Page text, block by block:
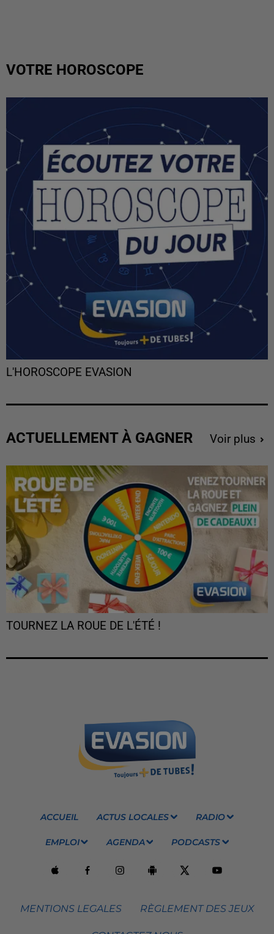
VOTRE HOROSCOPE
L'HOROSCOPE EVASION
ACTUELLEMENT À GAGNER Voir plus
TOURNEZ LA ROUE DE L'ÉTÉ !
ACCUEIL ACTUS LOCALES RADIO
EMPLOI AGENDA PODCASTS
MENTIONS LEGALES RÈGLEMENT DES JEUX